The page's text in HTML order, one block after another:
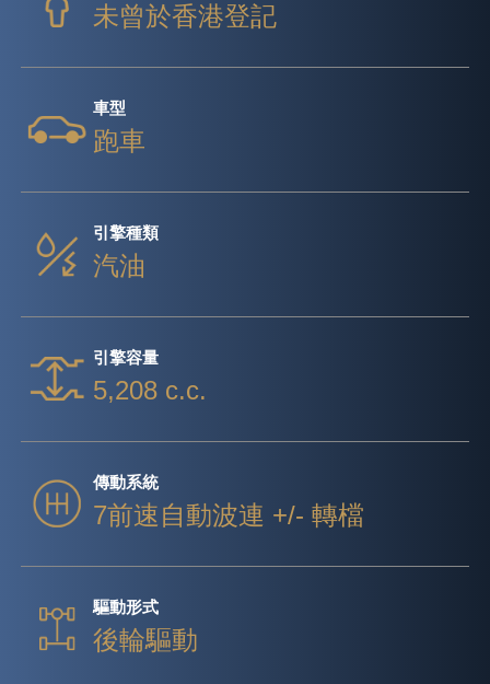
未曾於香港登記
車型
跑車
引擎種類
汽油
引擎容量
5,208 c.c.
傳動系統
7前速自動波連 +/- 轉檔
驅動形式
後輪驅動